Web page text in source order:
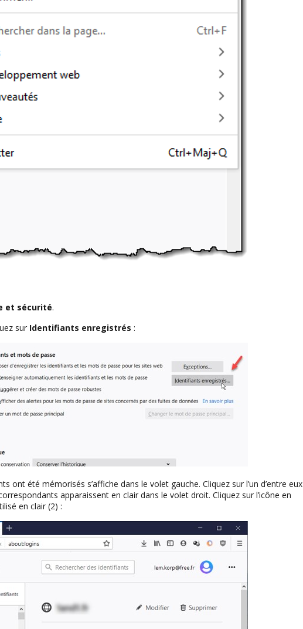
et sécurité.
sur Identifiants enregistrés :
ont été mémorisés s’affiche dans le volet gauche. Cliquez sur l’un d’entre eux
apparaissent en clair dans le volet droit. Cliquez sur l’icône en
en clair (2) :